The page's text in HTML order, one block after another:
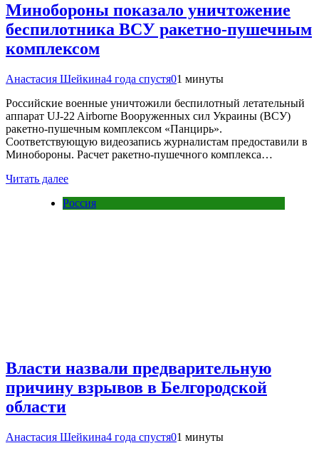
Минобороны показало уничтожение
беспилотника ВСУ ракетно-пушечным
комплексом
Анастасия Шейкина4 года спустя01 минуты
Российские военные уничтожили беспилотный летательный
аппарат UJ-22 Airborne Вооруженных сил Украины (ВСУ)
ракетно-пушечным комплексом «Панцирь».
Соответствующую видеозапись журналистам предоставили в
Минобороны. Расчет ракетно-пушечного комплекса…
Читать далее
Россия
Власти назвали предварительную
причину взрывов в Белгородской
области
Анастасия Шейкина4 года спустя01 минуты